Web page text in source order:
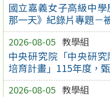
國立嘉義女子高級中
那一天》紀錄片專題－
2026-08-05 教學組
中央研究院「中央研
培育計畫」115年度，
2026-08-05 教學組